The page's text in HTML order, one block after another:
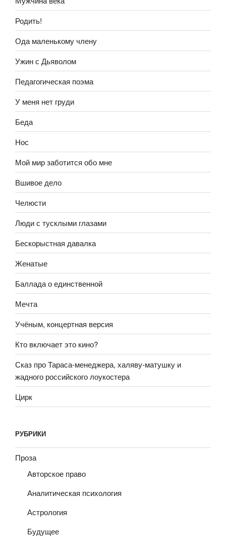
Родить!
Ода маленькому члену
Ужин с Дьяволом
Педагогическая поэма
У меня нет груди
Беда
Нос
Мой мир заботится обо мне
Вшивое дело
Челюсти
Люди с тусклыми глазами
Бескорыстная давалка
Женатые
Баллада о единственной
Мечта
Учёным, концертная версия
Кто включает это кино?
Сказ про Тараса-менеджера, халяву-матушку и
жадного российского лоукостера
Цирк
РУБРИКИ
Проза
Авторское право
Аналитическая психология
Астрология
Будущее